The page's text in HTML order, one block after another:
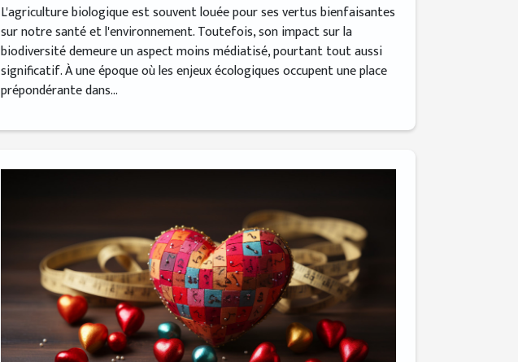
L'agriculture biologique est souvent louée pour ses vertus bienfaisantes
sur notre santé et l'environnement. Toutefois, son impact sur la
biodiversité demeure un aspect moins médiatisé, pourtant tout aussi
significatif. À une époque où les enjeux écologiques occupent une place
prépondérante dans...